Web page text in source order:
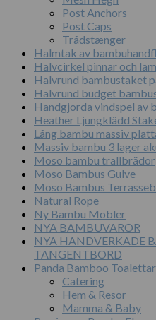
Post Anchors
Post Caps
Trådstænger
Halmtak av
Halvcirkel pinnar och
Halvrund bambustaket
Halvrund budget
Handgjorda vindspel av
Heather Ljungklädd
Lång bambu massiv
Massiv bambu 3 lager
Moso bambu trallbrädor
Moso Bambus Gulve
Moso Bambus
Natural Rope
Ny Bambu Mobler
NYA BAMBUVAROR
NYA HANDVERKADE
TANGENTBORD
Panda Bamboo
Catering
Hem & Resor
Mamma & Baby